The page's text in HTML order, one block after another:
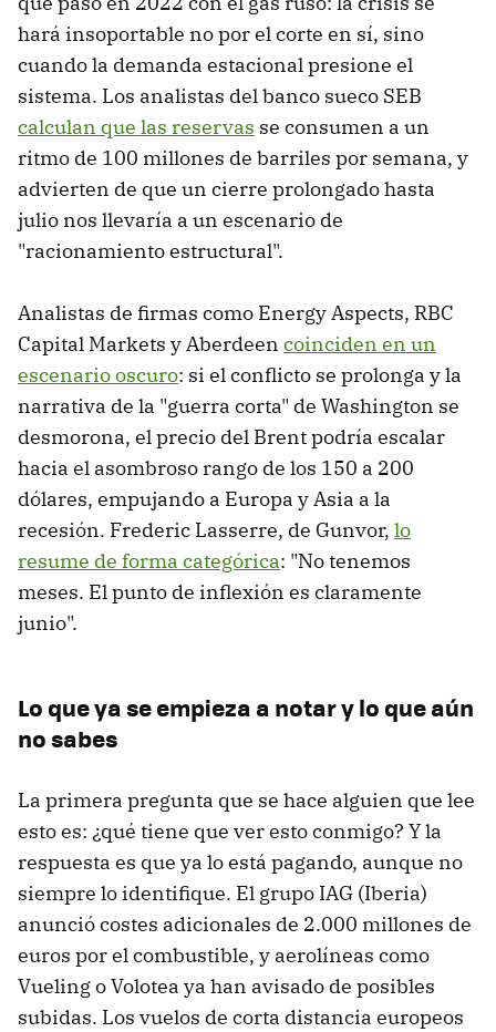
hará insoportable no por el corte en sí, sino
cuando la demanda estacional presione el
sistema. Los analistas del banco sueco SEB
calculan que las reservas se consumen a un
ritmo de 100 millones de barriles por semana, y
advierten de que un cierre prolongado hasta
julio nos llevaría a un escenario de
"racionamiento estructural".
Analistas de firmas como Energy Aspects, RBC
Capital Markets y Aberdeen coinciden en un
escenario oscuro: si el conflicto se prolonga y la
narrativa de la "guerra corta" de Washington se
desmorona, el precio del Brent podría escalar
hacia el asombroso rango de los 150 a 200
dólares, empujando a Europa y Asia a la
recesión. Frederic Lasserre, de Gunvor, lo
resume de forma categórica: "No tenemos
meses. El punto de inflexión es claramente
junio".
Lo que ya se empieza a notar y lo que aún
no sabes
La primera pregunta que se hace alguien que lee
esto es: ¿qué tiene que ver esto conmigo? Y la
respuesta es que ya lo está pagando, aunque no
siempre lo identifique. El grupo IAG (Iberia)
anunció costes adicionales de 2.000 millones de
euros por el combustible, y aerolíneas como
Vueling o Volotea ya han avisado de posibles
subidas. Los vuelos de corta distancia europeos